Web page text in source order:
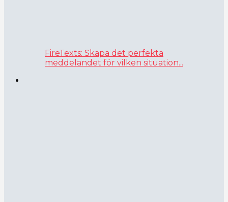
FireTexts: Skapa det perfekta
meddelandet för vilken situation...